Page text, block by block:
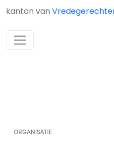
kanton van
ORGANISATIE